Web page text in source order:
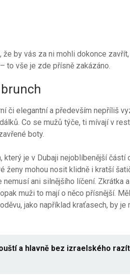
že by vás za ni mohli dokonce
to vše je zde přísně zakázáno.
či elegantní a především nepříliš
Co se mužů týče, ti mívají v
boty.
je v Dubaji nejoblíbenější částí
ženy mohou nosit klidně i kratší
ani silnějšího líčení. Zkrátka
muži to mají o něco přísnější.
jako například kraťasech, by
a hlavně bez izraelského